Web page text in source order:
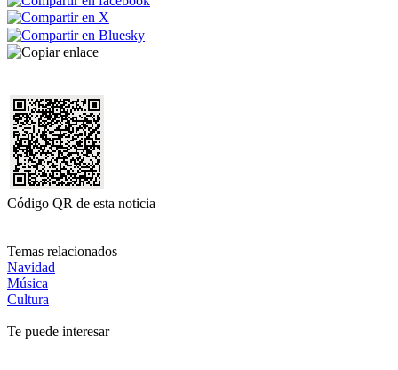
Código QR de esta noticia
Temas relacionados
Navidad
Música
Cultura
Te puede interesar